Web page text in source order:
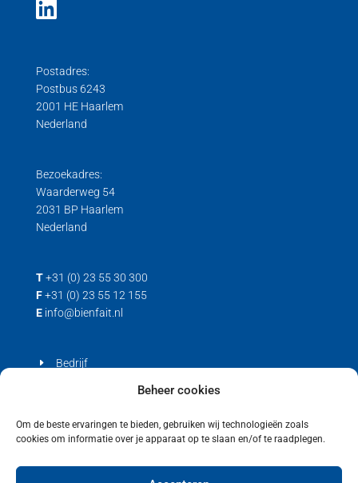
Beheer cookies
Om de beste ervaringen te bieden, gebruiken wij technologieën zoals
cookies om informatie over je apparaat op te slaan en/of te raadplegen.
Postadres:
Postbus 6243
2001 HE Haarlem
Nederland
Bezoekadres:
Waarderweg 54
2031 BP Haarlem
Nederland
T +31 (0) 23 55 30 300
F +31 (0) 23 55 12 155
E info@bienfait.nl
Bedrijf
Cookiebeleid (EU)